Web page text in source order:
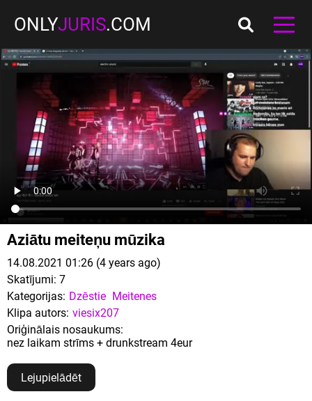
ONLYJURIS.COM
Aziātu meiteņu mūzika
14.08.2021 01:26 (4 years ago)
Skatījumi: 7
Kategorijas: Dzēstie Meitenes
Klipa autors: viesix207
Oriģinālais nosaukums:
nez laikam strīms + drunkstream 4eur
Lejupielādēt